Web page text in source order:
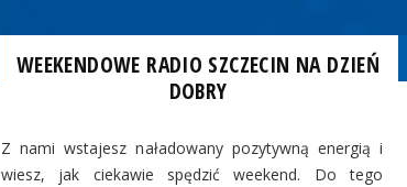
WEEKENDOWE RADIO SZCZECIN NA DZIEŃ
DOBRY
Z nami wstajesz naładowany pozytywną energią i
wiesz, jak ciekawie spędzić weekend. Do tego